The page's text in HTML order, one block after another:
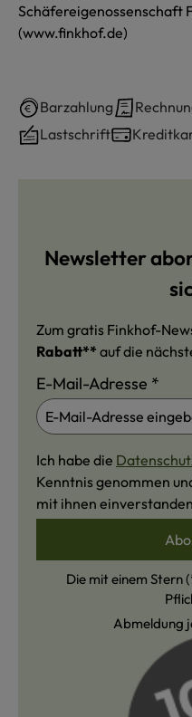
Schäfereigenossenschaft
(www.finkhof.de)
Barzahlung
Lastschrift
Newsletter
Zum gratis Finkhof-
Rabatt** auf die
E-Mail-Adresse *
Ich habe die
Kenntnis genommen
mit ihnen
Die mit einem Stern
Abmeldung